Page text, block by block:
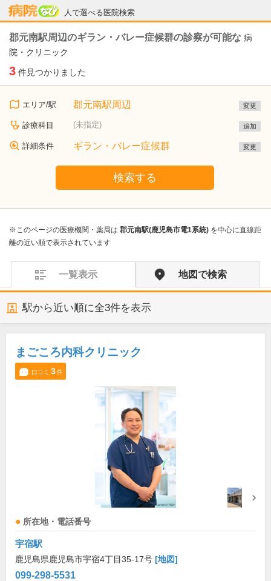
人で選べる医院検索
病院なび
郡元南駅周辺のギラン・バレー症候群の診察が可能な 病
院・クリニック
3 件見つかりました
エリア/駅 郡元南駅周辺 変更
診療科目 (未指定) 追加
詳細条件 ギラン・バレー症候群 変更
検索する
※このページの医療機関・薬局は 郡元南駅(鹿児島市電1系統) を中心に直線距
離の近い順で表示されています
一覧表示 地図で検索
駅から近い順に全3件を表示
まごころ内科クリニック
口コミ 3件
所在地・電話番号
宇宿駅
鹿児島県鹿児島市宇宿4丁目35-17号 [地図]
099-298-5531